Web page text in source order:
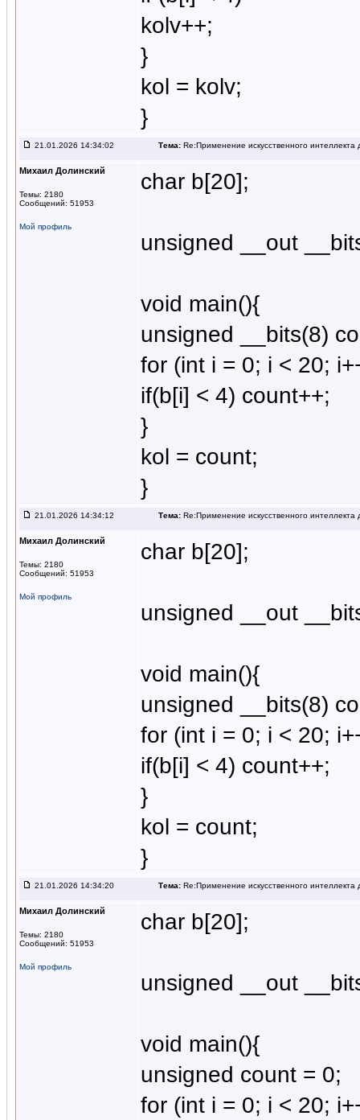
kolv++;
}
kol = kolv;
}
21.01.2026 14:34:02 Тема: Re:Применение искусственного
Михаил Долинский
Темы: 2180
Сообщений: 51953
Мой профиль
char b[20];
unsigned __out
void main(){
unsigned __bits(8)
for (int i = 0; i < 20;
if(b[i] < 4) count++;
}
kol = count;
}
21.01.2026 14:34:12 Тема: Re:Применение искусственного
Михаил Долинский
Темы: 2180
Сообщений: 51953
Мой профиль
char b[20];
unsigned __out
void main(){
unsigned __bits(8)
for (int i = 0; i < 20;
if(b[i] < 4) count++;
}
kol = count;
}
21.01.2026 14:34:20 Тема: Re:Применение искусственного
Михаил Долинский
Темы: 2180
Сообщений: 51953
Мой профиль
char b[20];
unsigned __out
void main(){
unsigned count = 0;
for (int i = 0; i < 20;